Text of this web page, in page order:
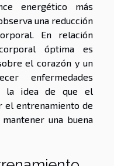
energético más
una reducción
En relación
óptima es
el corazón y un
enfermedades
la idea de que el
el entrenamiento de
una buena